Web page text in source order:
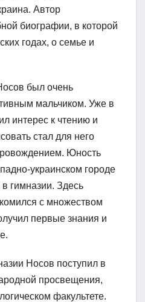
Автор
биографии, в которой
годах, о семье и
был очень
мальчиком. Уже в
интерес к чтению и
стал для него
Юность
украинском городе
гимназии. Здесь
с множеством
первые знания и
Носов поступил в
просвещения,
факультете.